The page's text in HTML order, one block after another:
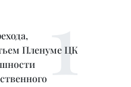
Пленуме ЦК